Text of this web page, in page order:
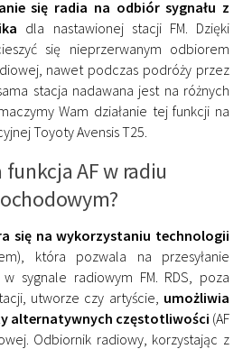
się radia na odbiór sygnału z
dla nastawionej stacji FM. Dzięki
się nieprzerwanym odbiorem
nawet podczas podróży przez
stacja nadawana jest na różnych
Wam działanie tej funkcji na
Toyoty Avensis T25.
funkcja AF w radiu
się na wykorzystaniu technologii
która pozwala na przesyłanie
sygnale radiowym FM. RDS, poza
utworze czy artyście, umożliwia
alternatywnych częstotliwości (AF
Odbiornik radiowy, korzystając z